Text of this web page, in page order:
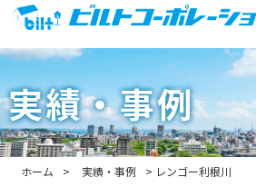
実績・事例
ホーム 実績・事例 レンゴー利根川